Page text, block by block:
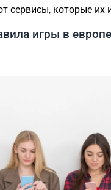
сервисы, которые их
игры в